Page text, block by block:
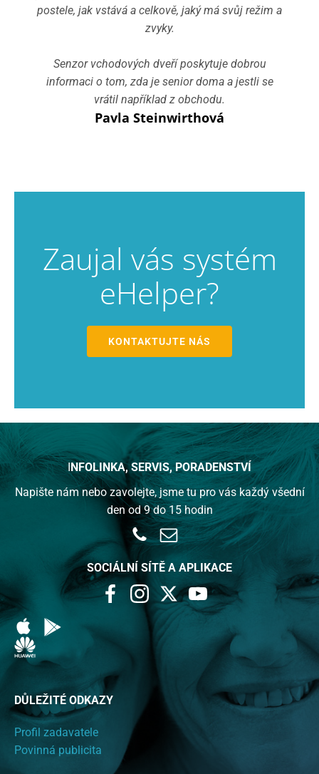
postele, jak vstává a celkově, jaký má svůj režim a
zvyky.
Senzor vchodových dveří poskytuje dobrou
informaci o tom, zda je senior doma a jestli se
vrátil například z obchodu.
Pavla Steinwirthová
Zaujal vás systém
eHelper?
KONTAKTUJTE NÁS
INFOLINKA, SERVIS, PORADENSTVÍ
Napište nám nebo zavolejte, jsme tu pro vás každý všední
den od 9 do 15 hodin
SOCIÁLNÍ SÍTĚ A APLIKACE
DŮLEŽITÉ ODKAZY
Profil zadavatele
Povinná publicita